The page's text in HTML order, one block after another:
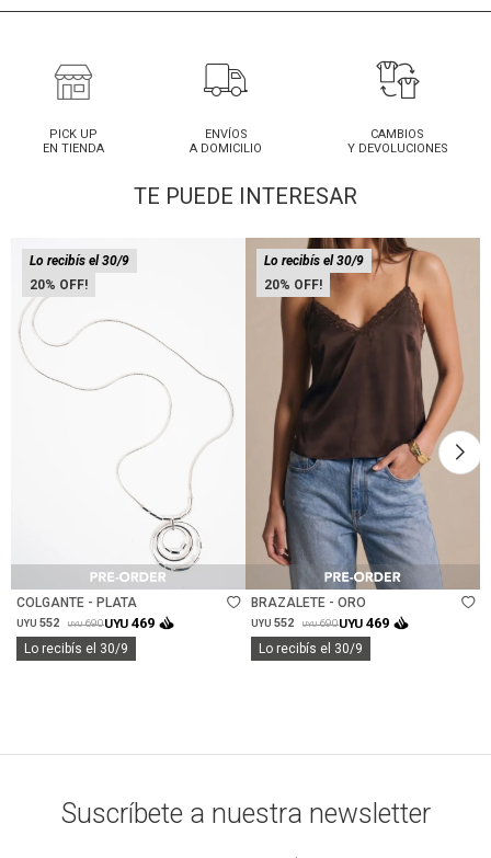
PICK UP
EN TIENDA
ENVÍOS
A DOMICILIO
CAMBIOS
Y DEVOLUCIONES
TE PUEDE INTERESAR
20
Lo recibís el 30/9
Talle
COLGANTE - PLATA
UYU 552 UYU 690UYU 469
Lo recibís el 30/9
20
Lo recibís el 30/9
Talle
BRAZALETE - ORO
UYU 552 UYU 690UYU 469
Lo recibís el 30/9
Suscríbete a nuestra newsletter